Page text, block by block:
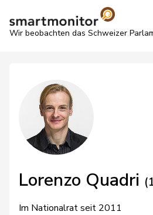
Wir beobachten das Schweizer
Lorenzo Quadri
Im Nationalrat seit 2011